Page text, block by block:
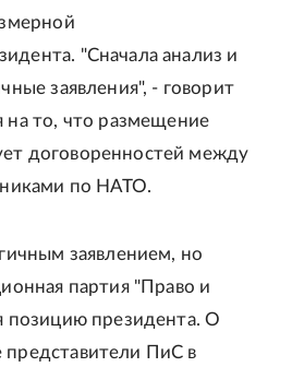
"Сначала анализ и
заявления", - говорит
на то, что размещение
договоренностей между
по НАТО.
заявлением, но
партия "Право и
позицию президента. О
ПиС в